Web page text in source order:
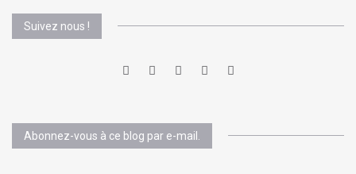
Suivez nous !
Abonnez-vous à ce blog par e-mail.